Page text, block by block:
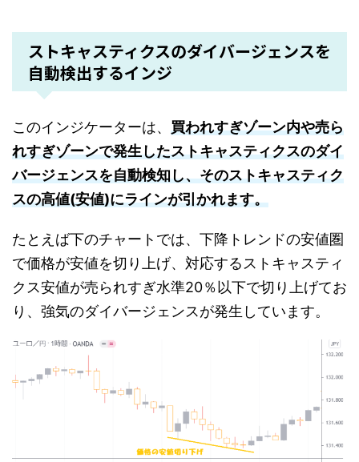
ストキャスティクスのダイバージェンスを
自動検出するインジ
このインジケーターは、 買われすぎゾーン内や売ら
れすぎゾーンで発生したストキャスティクスのダイ
バージェンスを自動検知し、そのストキャスティク
スの高値(安値)にラインが引かれます。
たとえば下のチャートでは、下降トレンドの安値圏
で価格が安値を切り上げ、対応するストキャスティ
クス安値が売られすぎ水準20％以下で切り上げてお
り、強気のダイバージェンスが発生しています。